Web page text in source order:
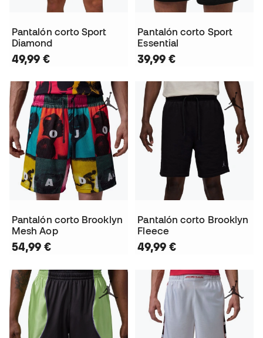
Pantalón corto Sport
Diamond
49,99 €
Pantalón corto Sport
Essential
39,99 €
Pantalón corto Brooklyn
Mesh Aop
54,99 €
Pantalón corto Brooklyn
Fleece
49,99 €